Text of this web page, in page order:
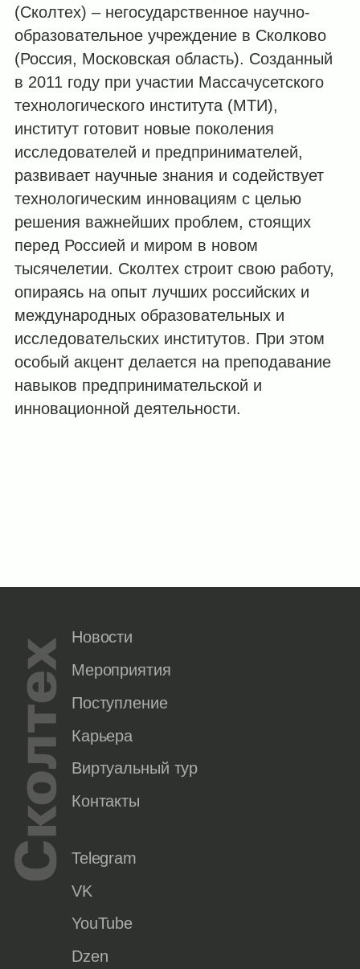
(Сколтех) – негосударственное научно-
образовательное учреждение в Сколково
(Россия, Московская область). Созданный
в 2011 году при участии Массачусетского
технологического института (МТИ),
институт готовит новые поколения
исследователей и предпринимателей,
развивает научные знания и содействует
технологическим инновациям с целью
решения важнейших проблем, стоящих
перед Россией и миром в новом
тысячелетии. Сколтех строит свою работу,
опираясь на опыт лучших российских и
международных образовательных и
исследовательских институтов. При этом
особый акцент делается на преподавание
навыков предпринимательской и
инновационной деятельности.
Новости
Мероприятия
Поступление
Карьера
Виртуальный тур
Контакты
Telegram
VK
YouTube
Dzen